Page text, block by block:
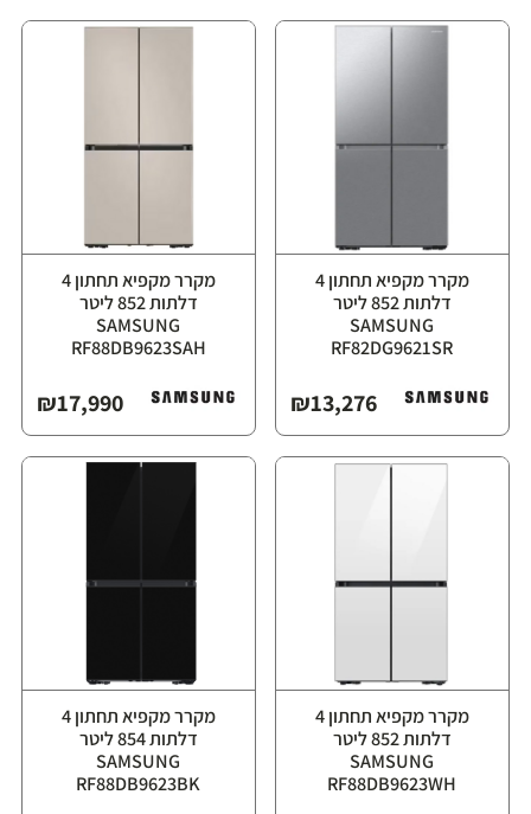
מקרר מקפיא תחתון ‏4
דלתות ‏852 ליטר
⁦SAMSUNG
RF82DG9621SR⁩
₪13,276
מקרר מקפיא תחתון ‏4
דלתות ‏852 ליטר
⁦SAMSUNG
RF88DB9623SAH⁩
₪17,990
מקרר מקפיא תחתון ‏4
דלתות ‏852 ליטר
⁦SAMSUNG
RF88DB9623WH⁩
מקרר מקפיא תחתון ‏4
דלתות ‏854 ליטר
⁦SAMSUNG
RF88DB9623BK⁩